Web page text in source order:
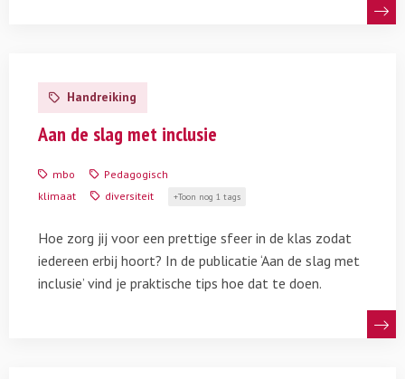
meer
Handreiking
Aan de slag met inclusie
mbo
Pedagogisch
klimaat
diversiteit Toon nog 1 tags
Hoe zorg jij voor een prettige sfeer in de klas zodat
iedereen erbij hoort? In de publicatie ‘Aan de slag met
inclusie’ vind je praktische tips hoe dat te doen.